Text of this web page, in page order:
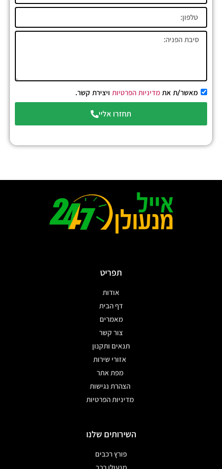
מאשר/ת את מדיניות הפרטיות ויצירת קשר.
תחזרו אליי
תפריט
אודות
דף הבית
מאמרים
צור קשר
תנאים ותקנון
אזורי שירות
מפת אתר
הצהרת נגישות
מדיניות הפרטיות
השירותים שלנו
פורץ רכבים